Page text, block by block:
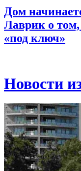
Дом
Лаврик о
«под ключ»
Новости